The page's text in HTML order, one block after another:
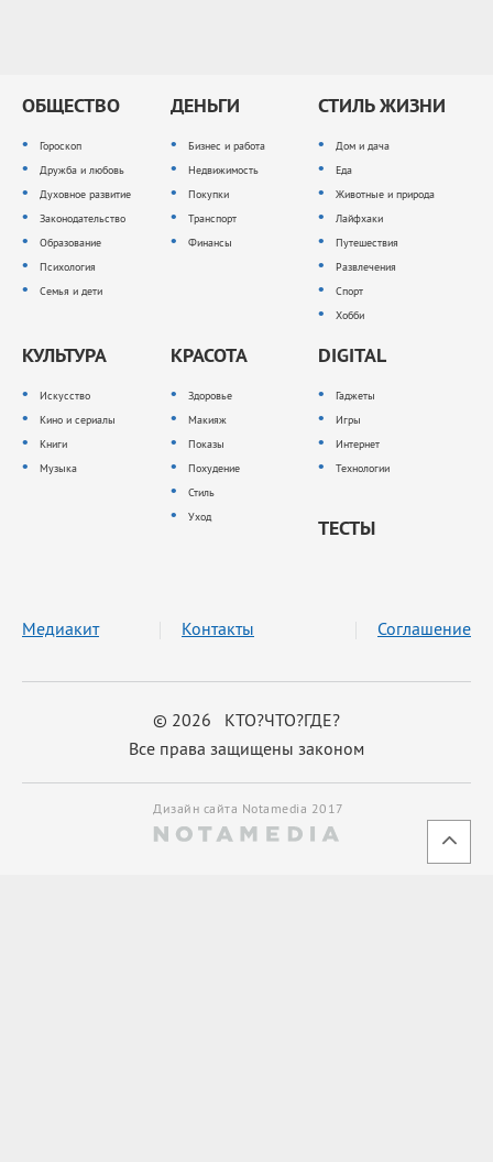
ОБЩЕСТВО
Гороскоп
Дружба и любовь
Духовное развитие
Законодательство
Образование
Психология
Семья и дети
ДЕНЬГИ
Бизнес и работа
Недвижимость
Покупки
Транспорт
Финансы
СТИЛЬ ЖИЗНИ
Дом и дача
Еда
Животные и природа
Лайфхаки
Путешествия
Развлечения
Спорт
Хобби
КУЛЬТУРА
Искусство
Кино и сериалы
Книги
Музыка
КРАСОТА
Здоровье
Макияж
Показы
Похудение
Стиль
Уход
DIGITAL
Гаджеты
Игры
Интернет
Технологии
ТЕСТЫ
© 2026 КТО?ЧТО?ГДЕ?
Все права защищены законом
Медиакит Контакты Соглашение
Дизайн сайта Notamedia 2017